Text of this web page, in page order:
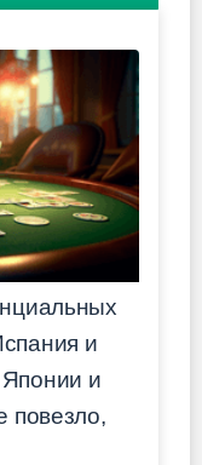
и
и
повезло,